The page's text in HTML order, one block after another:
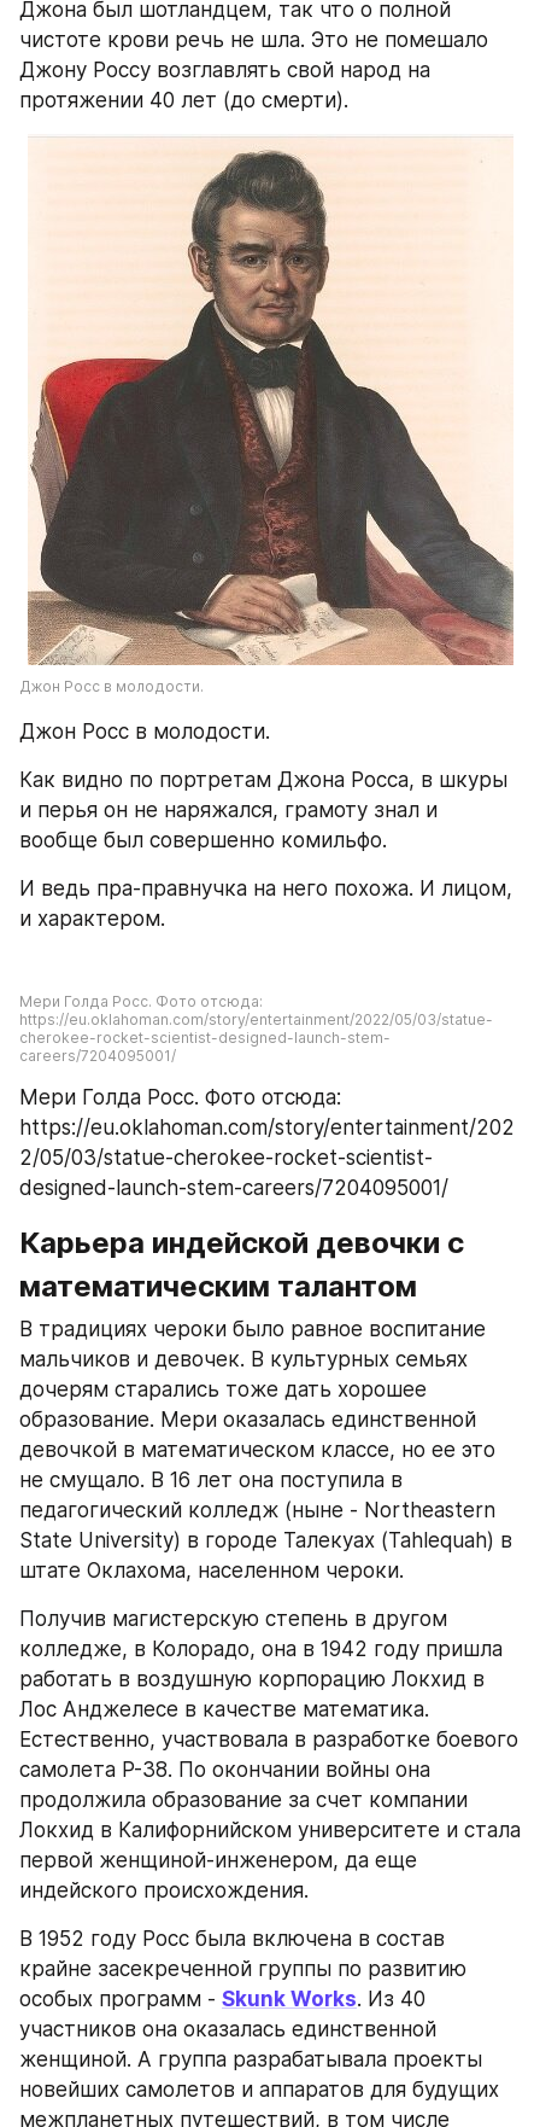
Джона был шотландцем, так что о полной
чистоте крови речь не шла. Это не помешало
Джону Россу возглавлять свой народ на
протяжении 40 лет (до смерти).
Джон Росс в молодости.
Джон Росс в молодости.
Как видно по портретам Джона Росса, в шкуры
и перья он не наряжался, грамоту знал и
вообще был совершенно комильфо.
И ведь пра-правнучка на него похожа. И лицом,
и характером.
Мери Голда Росс. Фото отсюда:
https://eu.oklahoman.com/story/entertainment/2022/05/03/statue-
cherokee-rocket-scientist-designed-launch-stem-
careers/7204095001/
Мери Голда Росс. Фото отсюда:
https://eu.oklahoman.com/story/entertainment/202
2/05/03/statue-cherokee-rocket-scientist-
designed-launch-stem-careers/7204095001/
Карьера индейской девочки с
математическим талантом
В традициях чероки было равное воспитание
мальчиков и девочек. В культурных семьях
дочерям старались тоже дать хорошее
образование. Мери оказалась единственной
девочкой в математическом классе, но ее это
не смущало. В 16 лет она поступила в
педагогический колледж (ныне - Northeastern
State University) в городе Талекуах (Tahlequah) в
штате Оклахома, населенном чероки.
Получив магистерскую степень в другом
колледже, в Колорадо, она в 1942 году пришла
работать в воздушную корпорацию Локхид в
Лос Анджелесе в качестве математика.
Естественно, участвовала в разработке боевого
самолета Р-38. По окончании войны она
продолжила образование за счет компании
Локхид в Калифорнийском университете и стала
первой женщиной-инженером, да еще
индейского происхождения.
В 1952 году Росс была включена в состав
крайне засекреченной группы по развитию
особых программ - Skunk Works. Из 40
участников она оказалась единственной
женщиной. А группа разрабатывала проекты
новейших самолетов и аппаратов для будущих
межпланетных путешествий, в том числе